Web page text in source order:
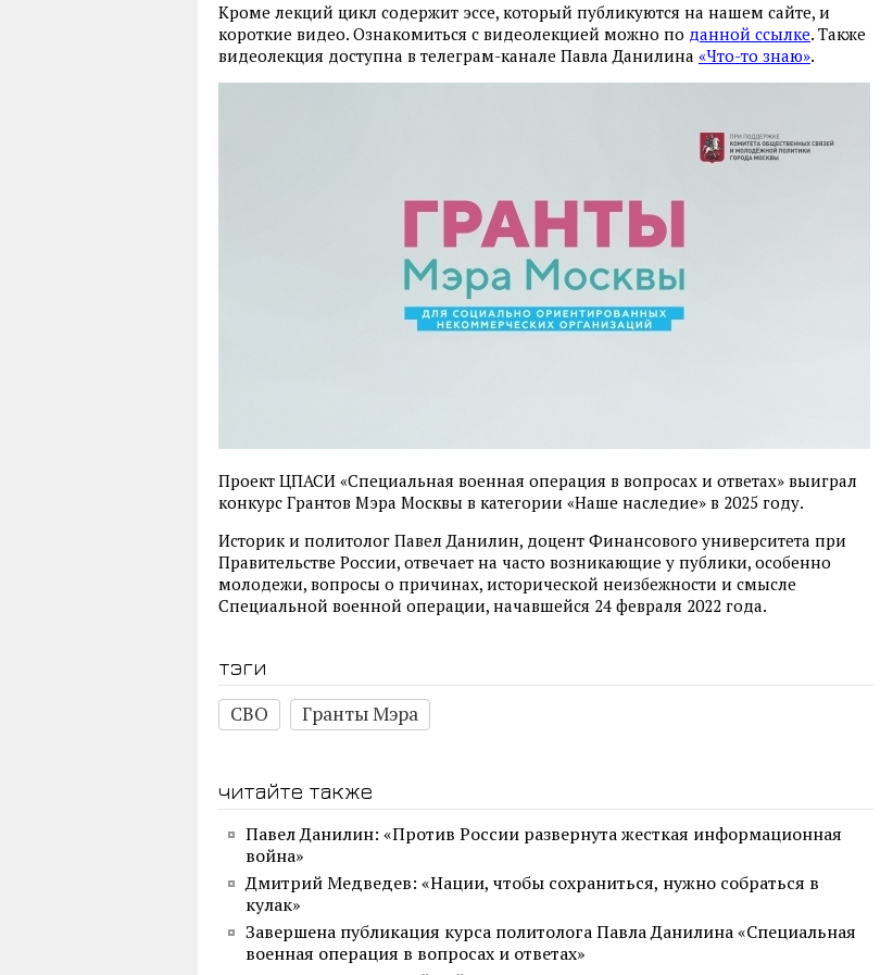
Кроме лекций цикл содержит эссе, который публикуются на нашем сайте, и
короткие видео. Ознакомиться с видеолекцией можно по данной ссылке. Также
видеолекция доступна в телеграм-канале Павла Данилина «Что-то знаю».
Проект ЦПАСИ «Специальная военная операция в вопросах и ответах» выиграл
конкурс Грантов Мэра Москвы в категории «Наше наследие» в 2025 году.
Историк и политолог Павел Данилин, доцент Финансового университета при
Правительстве России, отвечает на часто возникающие у публики, особенно
молодежи, вопросы о причинах, исторической неизбежности и смысле
Специальной военной операции, начавшейся 24 февраля 2022 года.
тэги
СВО
Гранты Мэра
читайте также
Павел Данилин: «Против России развернута жесткая информационная
война»
Дмитрий Медведев: «Нации, чтобы сохраниться, нужно собраться в
кулак»
Завершена публикация курса политолога Павла Данилина «Специальная
военная операция в вопросах и ответах»